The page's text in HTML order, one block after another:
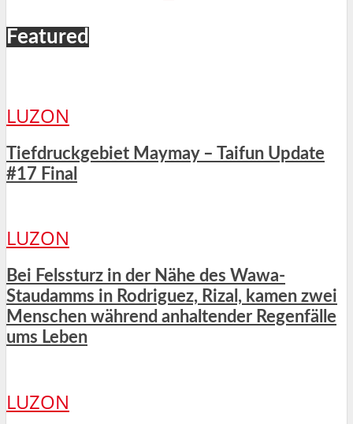
Featured
LUZON
Tiefdruckgebiet Maymay – Taifun Update
#17 Final
LUZON
Bei Felssturz in der Nähe des Wawa-
Staudamms in Rodriguez, Rizal, kamen zwei
Menschen während anhaltender Regenfälle
ums Leben
LUZON